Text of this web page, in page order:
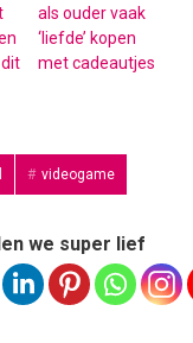
als ouder vaak
‘liefde’ kopen
met cadeautjes
videogame
we super lief